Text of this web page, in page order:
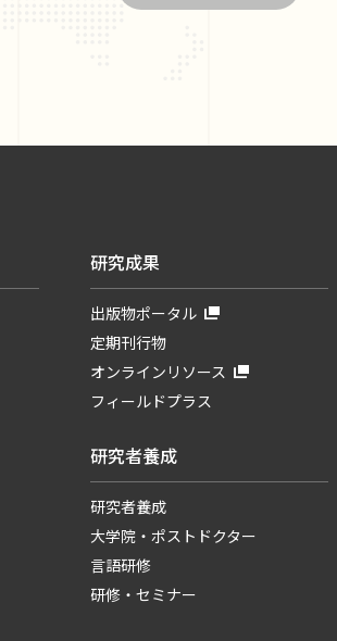
研究成果
出版物ポータル
定期刊行物
オンラインリソース
フィールドプラス
研究者養成
研究者養成
大学院・ポストドクター
言語研修
研修・セミナー